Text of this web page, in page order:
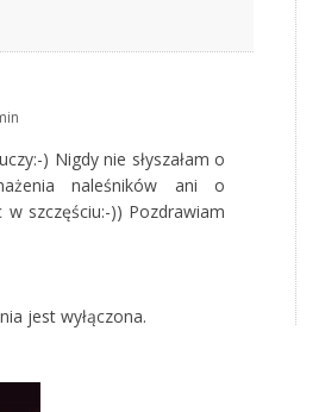
) Nigdy nie słyszałam o
naleśników ani o
szczęściu:-)) Pozdrawiam
jest wyłączona.